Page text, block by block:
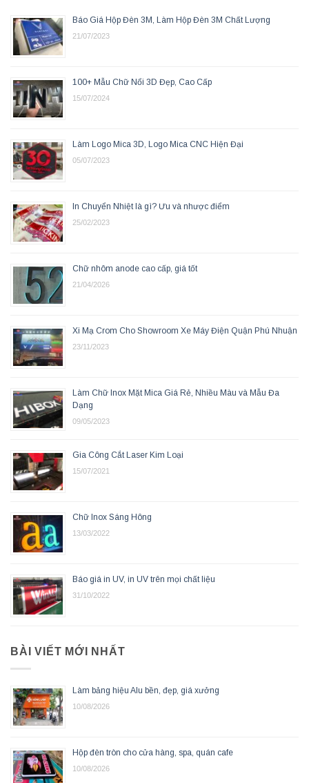
Báo Giá Hộp Đèn 3M, Làm Hộp Đèn 3M Chất Lượng
21/07/2023
100+ Mẫu Chữ Nổi 3D Đẹp, Cao Cấp
15/07/2024
Làm Logo Mica 3D, Logo Mica CNC Hiện Đại
05/07/2023
In Chuyển Nhiệt là gì? Ưu và nhược điểm
25/02/2023
Chữ nhôm anode cao cấp, giá tốt
21/04/2026
Xi Mạ Crom Cho Showroom Xe Máy Điện Quận Phú Nhuận
23/11/2023
Làm Chữ Inox Mặt Mica Giá Rẻ, Nhiều Màu và Mẫu Đa
Dạng
09/05/2023
Gia Công Cắt Laser Kim Loại
15/07/2021
Chữ Inox Sáng Hông
13/03/2022
Báo giá in UV, in UV trên mọi chất liệu
31/10/2022
BÀI VIẾT MỚI NHẤT
Làm bảng hiệu Alu bền, đẹp, giá xưởng
10/08/2026
Hộp đèn tròn cho cửa hàng, spa, quán cafe
10/08/2026